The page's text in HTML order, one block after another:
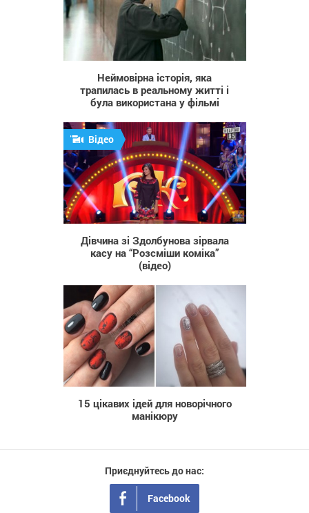
3 029
Неймовірна історія, яка
трапилась в реальному житті і
була використана у фільмі
3 085
Відео
Дівчина зі Здолбунова зірвала
касу на “Розсміши коміка”
(відео)
1 913
15 цікавих ідей для новорічного
манікюру
Приєднуйтесь до нас:
Facebook